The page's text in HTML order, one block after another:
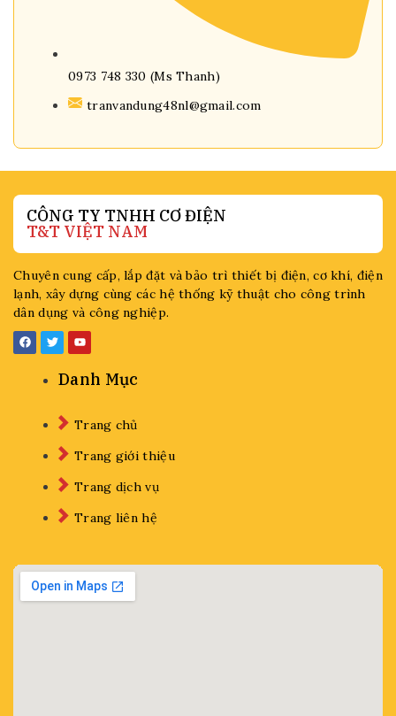
0973 748 330 (Ms Thanh)
tranvandung48nl@gmail.com
CÔNG TY TNHH CƠ ĐIỆN
T&T VIỆT NAM
Chuyên cung cấp, lắp đặt và bảo trì thiết bị điện, cơ khí, điện
lạnh, xây dựng cùng các hệ thống kỹ thuật cho công trình
dân dụng và công nghiệp.
Danh Mục
Trang chủ
Trang giới thiệu
Trang dịch vụ
Trang liên hệ